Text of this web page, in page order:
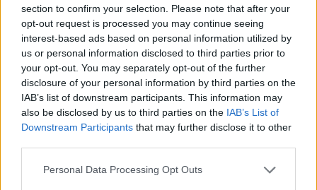
section to confirm your selection. Please note that after your
opt-out request is processed you may continue seeing
interest-based ads based on personal information utilized by
us or personal information disclosed to third parties prior to
your opt-out. You may separately opt-out of the further
disclosure of your personal information by third parties on the
IAB’s list of downstream participants. This information may
also be disclosed by us to third parties on the IAB’s List of
Downstream Participants that may further disclose it to other
Personal Data Processing Opt Outs
Quantité effets secondaires
Je souffre de migraine intense depuis une vingtaine
d'années, et après de longues années d'errance médicale
j'ai été traité avec du relax 40 mg et cela durant des fois
19 jours d'affilées dans le mois pour calmer mes crises ce
qui était beaucoup trop. J'ai été voir un cardiologue il y a
5 mois pour des problèmes de palpitations et je lui ai
parlé de mes crises de migraine ...lire la suite
votre avis 0 réactions